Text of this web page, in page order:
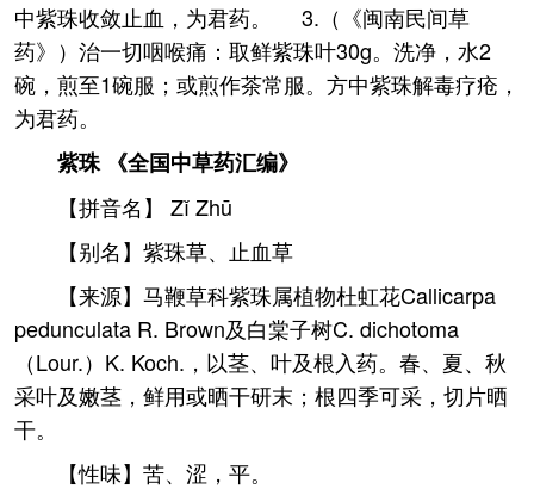
中紫珠收敛止血，为君药。 3.（《闽南民间草
药》）治一切咽喉痛：取鲜紫珠叶30g。洗净，水2
碗，煎至1碗服；或煎作茶常服。方中紫珠解毒疗疮，
为君药。
紫珠 《全国中草药汇编》
【拼音名】 Zǐ Zhū
【别名】紫珠草、止血草
【来源】马鞭草科紫珠属植物杜虹花Callicarpa
pedunculata R. Brown及白棠子树C. dichotoma
（Lour.）K. Koch.，以茎、叶及根入药。春、夏、秋
采叶及嫩茎，鲜用或晒干研末；根四季可采，切片晒
干。
【性味】苦、涩，平。